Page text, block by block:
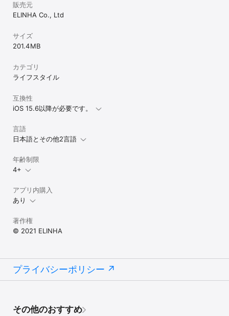
販売元
ELINHA Co., Ltd
サイズ
201.4 MB
カテゴリ
ライフスタイル
互換性
iOS 15.6以降が必要です。
言語
日本語とその他2言語
年齢制限
4+
アプリ内購入
あり
著作権
© 2021 ELINHA
プライバシーポリシー
その他のおすすめ